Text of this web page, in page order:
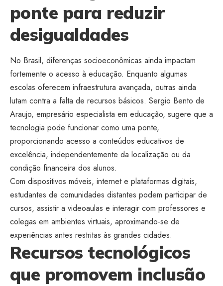
ponte para reduzir
desigualdades
No Brasil, diferenças socioeconômicas ainda impactam
fortemente o acesso à educação. Enquanto algumas
escolas oferecem infraestrutura avançada, outras ainda
lutam contra a falta de recursos básicos. Sergio Bento de
Araujo, empresário especialista em educação, sugere que a
tecnologia pode funcionar como uma ponte,
proporcionando acesso a conteúdos educativos de
excelência, independentemente da localização ou da
condição financeira dos alunos.
Com dispositivos móveis, internet e plataformas digitais,
estudantes de comunidades distantes podem participar de
cursos, assistir a videoaulas e interagir com professores e
colegas em ambientes virtuais, aproximando-se de
experiências antes restritas às grandes cidades.
Recursos tecnológicos
que promovem inclusão